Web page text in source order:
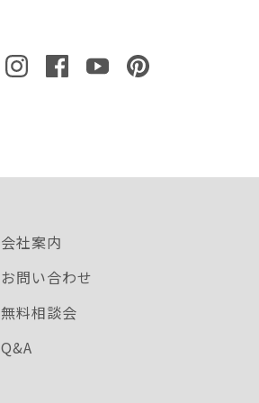
会社案内
お問い合わせ
無料相談会
Q&A